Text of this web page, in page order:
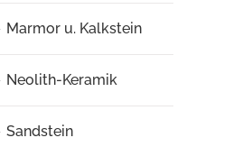
Marmor u. Kalkstein
Neolith-Keramik
Sandstein